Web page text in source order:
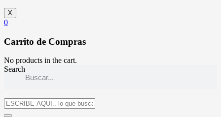
X
0
Carrito de Compras
No products in the cart.
Search